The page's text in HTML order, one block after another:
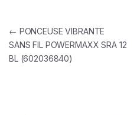
Navigation de l’article
← PONCEUSE VIBRANTE
SANS FIL POWERMAXX SRA 12
BL (602036840)